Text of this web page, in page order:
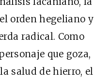
orden hegeliano y
radical. Como
que goza,
salud de hierro, el